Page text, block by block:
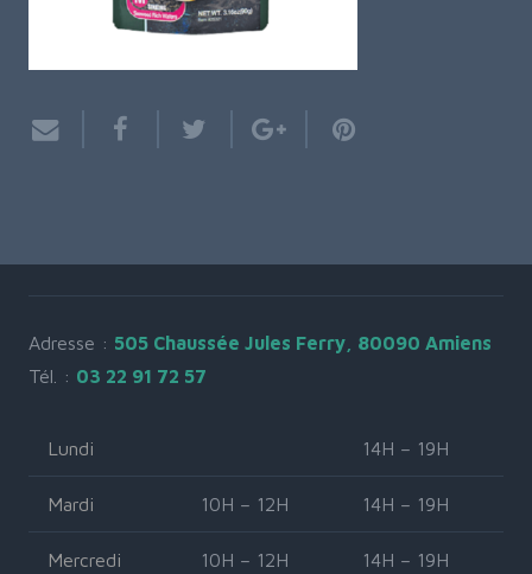
Adresse : 505 Chaussée Jules Ferry, 80090 Amiens
Tél. : 03 22 91 72 57
Lundi 14H – 19H
Mardi 10H – 12H 14H – 19H
Mercredi 10H – 12H 14H – 19H